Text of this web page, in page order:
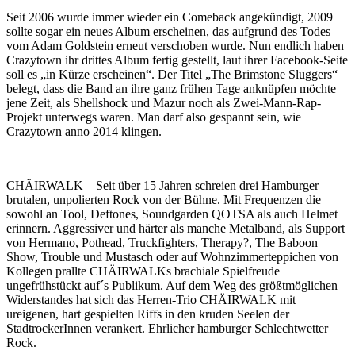
Seit 2006 wurde immer wieder ein Comeback angekündigt, 2009
sollte sogar ein neues Album erscheinen, das aufgrund des Todes
vom Adam Goldstein erneut verschoben wurde. Nun endlich haben
Crazytown ihr drittes Album fertig gestellt, laut ihrer Facebook-Seite
soll es „in Kürze erscheinen“. Der Titel „The Brimstone Sluggers“
belegt, dass die Band an ihre ganz frühen Tage anknüpfen möchte –
jene Zeit, als Shellshock und Mazur noch als Zwei-Mann-Rap-
Projekt unterwegs waren. Man darf also gespannt sein, wie
Crazytown anno 2014 klingen.
CHÄIRWALK Seit über 15 Jahren schreien drei Hamburger
brutalen, unpolierten Rock von der Bühne. Mit Frequenzen die
sowohl an Tool, Deftones, Soundgarden QOTSA als auch Helmet
erinnern. Aggressiver und härter als manche Metalband, als Support
von Hermano, Pothead, Truckfighters, Therapy?, The Baboon
Show, Trouble und Mustasch oder auf Wohnzimmerteppichen von
Kollegen prallte CHÄIRWALKs brachiale Spielfreude
ungefrühstückt auf´s Publikum. Auf dem Weg des größtmöglichen
Widerstandes hat sich das Herren-Trio CHÄIRWALK mit
ureigenen, hart gespielten Riffs in den kruden Seelen der
StadtrockerInnen verankert. Ehrlicher hamburger Schlechtwetter
Rock.